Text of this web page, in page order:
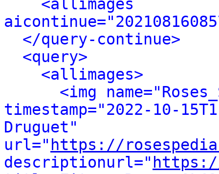
<allimages
</query-continue>
<query>
<allimages>
<img
timestamp="2022-10-
Druguet"
url=" https://
descriptionurl="